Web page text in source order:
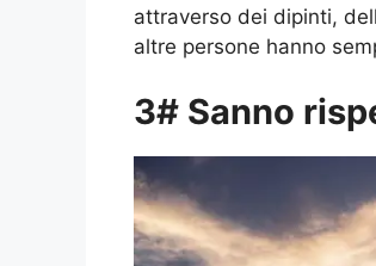
attraverso dei dipinti,
altre persone hanno
3# Sanno